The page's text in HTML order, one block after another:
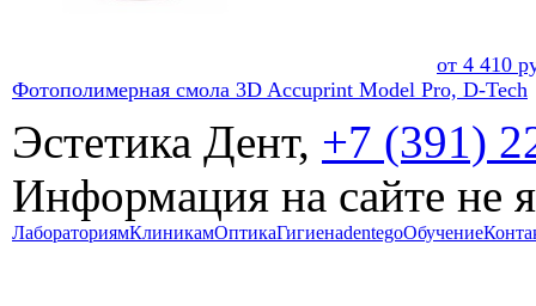
от 4 410
Фотополимерная смола 3D Accuprint Model Pro, D-Tech
Эстетика Дент, +7 (391)
Информация на сайте не
ЛабораториямКлиникамОптикаГигиенаdentegoОбучение